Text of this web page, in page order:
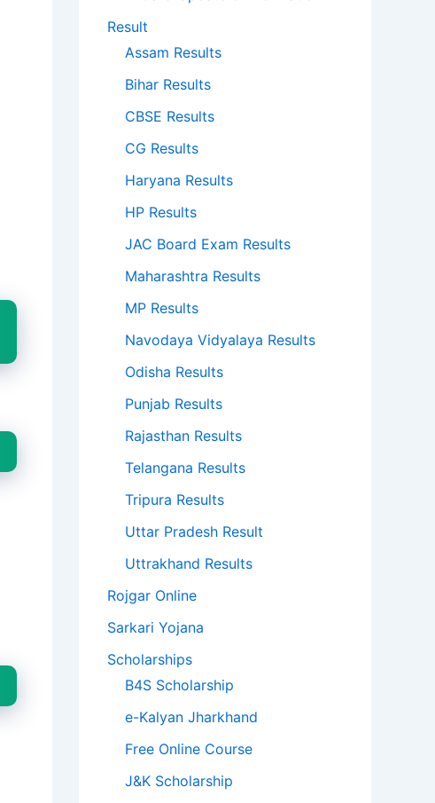
Result
Assam Results
Bihar Results
CBSE Results
CG Results
Haryana Results
HP Results
JAC Board Exam Results
Maharashtra Results
MP Results
Navodaya Vidyalaya Results
Odisha Results
Punjab Results
Rajasthan Results
Telangana Results
Tripura Results
Uttar Pradesh Result
Uttrakhand Results
Rojgar Online
Sarkari Yojana
Scholarships
B4S Scholarship
e-Kalyan Jharkhand
Free Online Course
J&K Scholarship